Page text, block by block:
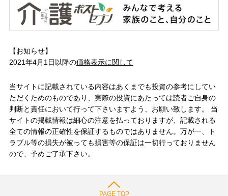
【お知らせ】
2021年4月1日以降の価格表示に関して
当サイトに記載されている内容はあくまでも投資の参考にしてい
ただくためのものであり、実際の投資にあたっては読者ご自身の
判断と責任において行って下さいますよう、お願い致します。 当
サイトの掲載情報は細心の注意を払っておりますが、記載される
全ての情報の正確性を保証するものではありません。万が一、ト
ラブル等の損失が被っても損害等の保証は一切行っておりません
ので、予めご了承下さい。
PAGE TOP